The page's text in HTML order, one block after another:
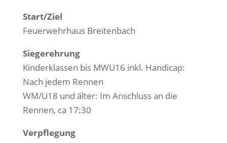
Start/Ziel
Feuerwehrhaus Breitenbach
Siegerehrung
Kinderklassen bis MWU16 inkl. Handicap:
Nach jedem Rennen
WM/U18 und älter: Im Anschluss an die
Rennen, ca 17:30
Verpflegung